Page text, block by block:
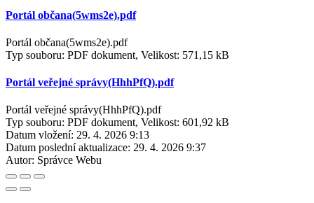
Portál občana(5wms2e).pdf
Portál občana(5wms2e).pdf
Typ souboru: PDF dokument, Velikost: 571,15 kB
Portál veřejné správy(HhhPfQ).pdf
Portál veřejné správy(HhhPfQ).pdf
Typ souboru: PDF dokument, Velikost: 601,92 kB
Datum vložení: 29. 4. 2026 9:13
Datum poslední aktualizace: 29. 4. 2026 9:37
Autor: Správce Webu